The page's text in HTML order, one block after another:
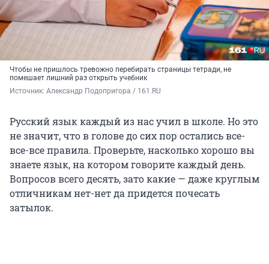
Чтобы не пришлось тревожно перебирать страницы тетради, не
помешает лишний раз открыть учебник
Источник: Александр Подопригора / 161.RU
Русский язык каждый из нас учил в школе. Но это
не значит, что в голове до сих пор остались все-
все-все правила. Проверьте, насколько хорошо вы
знаете язык, на котором говорите каждый день.
Вопросов всего десять, зато какие — даже круглым
отличникам нет-нет да придется почесать
затылок.